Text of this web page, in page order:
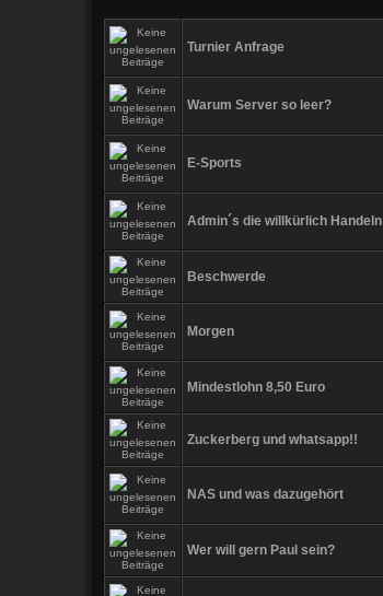
Turnier Anfrage
Warum Server so leer?
E-Sports
Admin´s die willkürlich Handeln
Beschwerde
Morgen
Mindestlohn 8,50 Euro
Zuckerberg und whatsapp!!
NAS und was dazugehört
Wer will gern Paul sein?